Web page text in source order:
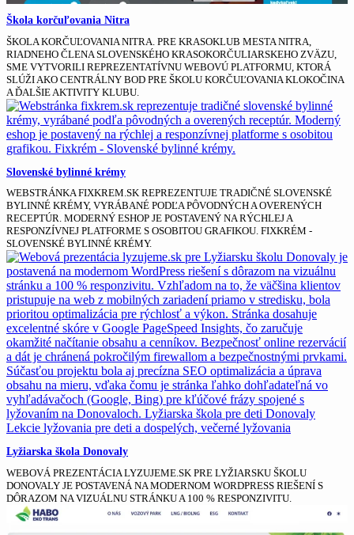
Škola korčuľovania Nitra
ŠKOLA KORČUĽOVANIA NITRA. PRE KRASOKLUB MESTA NITRA,
RIADNEHO ČLENA SLOVENSKÉHO KRASOKORČULIARSKEHO ZVÄZU,
SME VYTVORILI REPREZENTATÍVNU WEBOVÚ PLATFORMU, KTORÁ
SLÚŽI AKO CENTRÁLNY BOD PRE ŠKOLU KORČUĽOVANIA KLOKOČINA
A ĎALŠIE AKTIVITY KLUBU.
Slovenské bylinné krémy
WEBSTRÁNKA FIXKREM.SK REPREZENTUJE TRADIČNÉ SLOVENSKÉ
BYLINNÉ KRÉMY, VYRÁBANÉ PODĽA PÔVODNÝCH A OVERENÝCH
RECEPTÚR. MODERNÝ ESHOP JE POSTAVENÝ NA RÝCHLEJ A
RESPONZÍVNEJ PLATFORME S OSOBITOU GRAFIKOU. FIXKRÉM -
SLOVENSKÉ BYLINNÉ KRÉMY.
Lyžiarska škola Donovaly
WEBOVÁ PREZENTÁCIA LYZUJEME.SK PRE LYŽIARSKU ŠKOLU
DONOVALY JE POSTAVENÁ NA MODERNOM WORDPRESS RIEŠENÍ S
DÔRAZOM NA VIZUÁLNU STRÁNKU A 100 % RESPONZIVITU.